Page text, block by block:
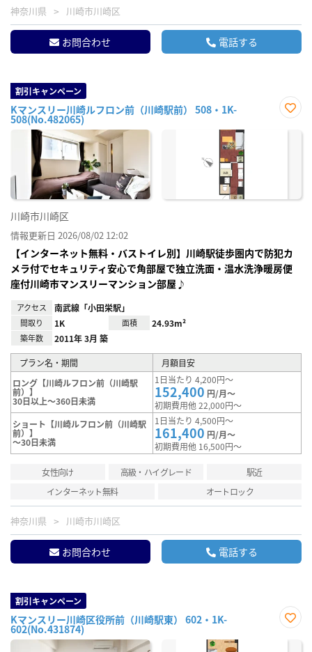
神奈川県 川崎市川崎区
お問合わせ 電話する
割引キャンペーン
Kマンスリー川崎ルフロン前（川崎駅前） 508・1K-
508(No.482065)
に入
川崎市川崎区
情報更新日 2026/08/02 12:02
【インターネット無料・バストイレ別】川崎駅徒歩圏内で防犯カ
メラ付でセキュリティ安心で角部屋で独立洗面・温水洗浄暖房便
座付川崎市マンスリーマンション部屋♪
アクセス 南武線「小田栄駅」
間取り 1K 面積 24.93m²
築年数 2011年 3月 築
プラン名・期間
月額目安
ロング【川崎ルフロン前（川崎駅
前）】
30日以上～360日未満
1日当たり 4,200円～
152,400 円/月～
初期費用他 22,000円～
ショート【川崎ルフロン前（川崎駅
前）】
～30日未満
1日当たり 4,500円～
161,400 円/月～
初期費用他 16,500円～
女性向け 高級・ハイグレード
駅近
インターネット無料
オートロック
神奈川県 川崎市川崎区
お問合わせ 電話する
割引キャンペーン
Kマンスリー川崎区役所前（川崎駅東） 602・1K-
602(No.431874)
に入